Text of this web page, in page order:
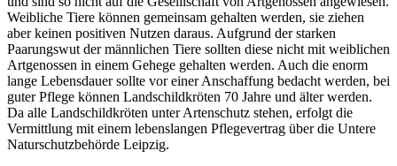
Weibliche Tiere können gemeinsam gehalten werden, sie ziehen
aber keinen positiven Nutzen daraus. Aufgrund der starken
Paarungswut der männlichen Tiere sollten diese nicht mit weiblichen
Artgenossen in einem Gehege gehalten werden. Auch die enorm
lange Lebensdauer sollte vor einer Anschaffung bedacht werden, bei
guter Pflege können Landschildkröten 70 Jahre und älter werden.
Da alle Landschildkröten unter Artenschutz stehen, erfolgt die
Vermittlung mit einem lebenslangen Pflegevertrag über die Untere
Naturschutzbehörde Leipzig.